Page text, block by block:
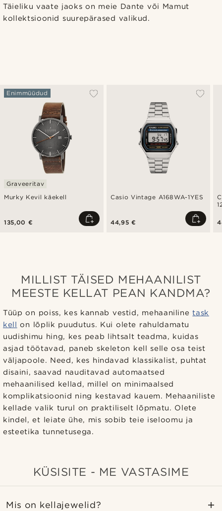
Täieliku vaate jaoks on meie Dante või Mamut
kollektsioonid suurepärased valikud.
Murky Kevil käekell
Enimmüüdud
Graveeritav
135,00 €
Casio Vintage A168WA-1YES
44,95 €
MILLIST TÄISED MEHAANILIST
MEESTE KELLAT PEAN KANDMA?
Tüüp on poiss, kes kannab vestid, mehaanilinetask
kell on lõplik puudutus. Kui olete rahuldamatu
uudishimu hing, kes peab lihtsalt teadma, kuidas
asjad töötavad, paneb skeleton kell selle osa teist
väljapoole. Need, kes hindavad klassikalist, puhtat
disaini, saavad nauditavad automaatsed
mehaanilised kellad, millel on minimaalsed
komplikatsioonid ning kestavad kauem. Mehaaniliste
kellade valik turul on praktiliselt lõpmatu. Olete
kindel, et leiate ühe, mis sobib teie iseloomu ja
esteetika tunnetusega.
KÜSISITE - ME VASTASIME
Mis on kellajewelid?